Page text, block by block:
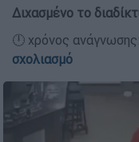
Διχασμένο το
🕛 χρόνος
σχολιασμό